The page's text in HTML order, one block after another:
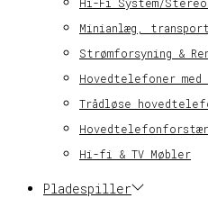
Minianlæg,
Strømforsyning &
Hovedtelefoner med
Trådløse
Hi-fi & TV Møbler
Pladespiller